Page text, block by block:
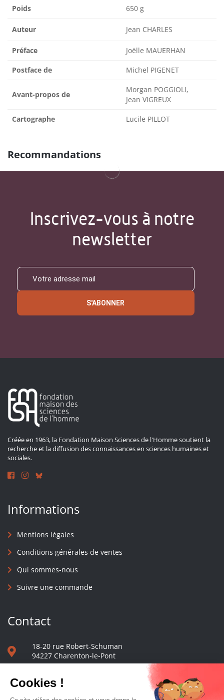
Poids 650 g
Auteur Jean CHARLES
Préface Joëlle MAUERHAN
Postface de Michel PIGENET
Avant-propos de
Morgan POGGIOLI,
Jean VIGREUX
Cartographe Lucile PILLOT
Recommandations
Inscrivez-vous à notre
newsletter
S'ABONNER
Créée en 1963, la Fondation Maison Sciences de l'Homme soutient la
recherche et la diffusion des connaissances en sciences humaines et
sociales.
Informations
Mentions légales
Conditions générales de ventes
Qui sommes-nous
Suivre une commande
Contact
18-20 rue Robert-Schuman
94227 Charenton-le-Pont